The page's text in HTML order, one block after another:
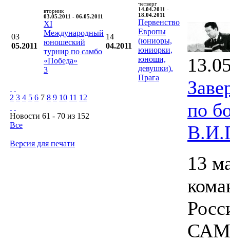
03
05.2011
вторник
03.05.2011 - 06.05.2011
XI
Международный
юношеский
турнир по самбо
«Победа»
3
14
04.2011
четверг
14.04.2011 -
18.04.2011
Первенство
Европы
(юниоры,
юниорки,
юноши,
девушки).
Прага
2 3 4 5 6 7 8 9 10 11 12
Новости 61 - 70 из 152
Все
Версия для печати
по
13